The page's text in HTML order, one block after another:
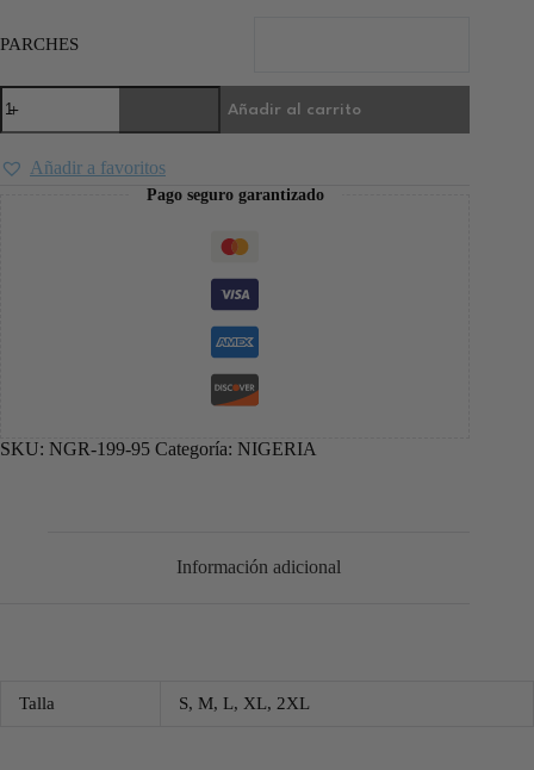
PARCHES
Añadir al carrito
Añadir a favoritos
Pago seguro garantizado
SKU: NGR-199-95 Categoría: NIGERIA
Información adicional
Talla S, M, L, XL, 2XL